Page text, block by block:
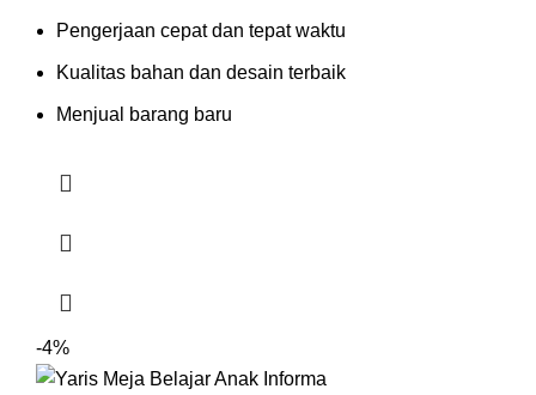
Pengerjaan cepat dan tepat waktu
Kualitas bahan dan desain terbaik
Menjual barang baru
-4%